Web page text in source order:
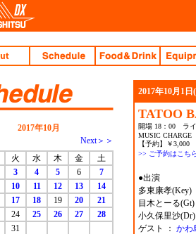
2017年10月
Next＞＞
火 水 木 金
土
3 4 5 6
7
10 11 12 13
14
17 18 19 20
21
24 25 26 27
28
31
2017年10月1日
TATOO
開場 18：00 ラ
MUSIC CHARGE
【予約】￥
>> ご予約はこち
●出演
多東康孝
目木とーる
小久保里沙(Dr)
ゲスト ： かわ